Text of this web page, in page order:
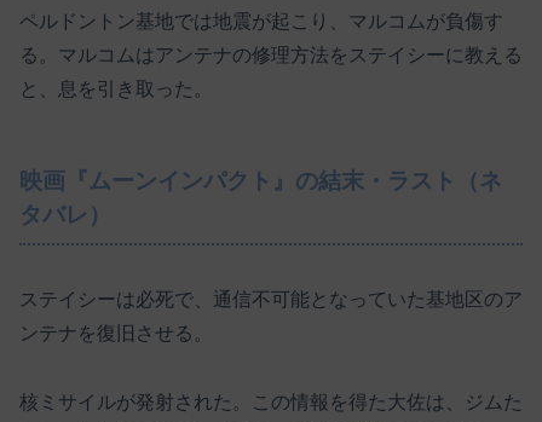
ペルドントン基地では地震が起こり、マルコムが負傷す
る。マルコムはアンテナの修理方法をステイシーに教える
と、息を引き取った。
映画『ムーンインパクト』の結末・ラスト（ネ
タバレ）
ステイシーは必死で、通信不可能となっていた基地区のア
ンテナを復旧させる。
核ミサイルが発射された。この情報を得た大佐は、ジムた